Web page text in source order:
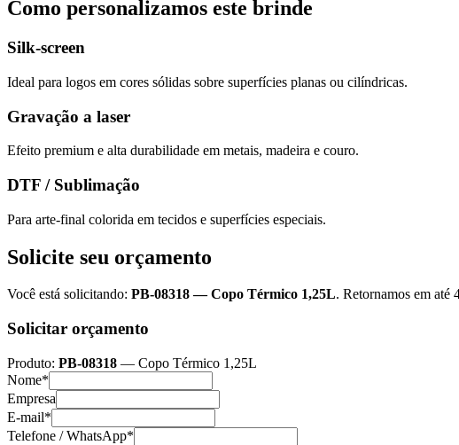
Como personalizamos este brinde
Silk-screen
Ideal para logos em cores sólidas sobre superfícies planas ou cilíndricas.
Gravação a laser
Efeito premium e alta durabilidade em metais, madeira e couro.
DTF / Sublimação
Para arte-final colorida em tecidos e superfícies especiais.
Solicite seu orçamento
Você está solicitando: PB-08318—Copo Térmico 1,25L. Retornamos em até
Solicitar orçamento
Produto: PB-08318 — Copo Térmico 1,25L
Nome*
Empresa
E-mail*
Telefone / WhatsApp*